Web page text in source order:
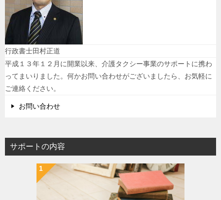
行政書士田村正道
平成１３年１２月に開業以来、介護タクシー事業のサポートに携わ
ってまいりました。何かお問い合わせがございましたら、お気軽に
ご連絡ください。
お問い合わせ
サポートの内容